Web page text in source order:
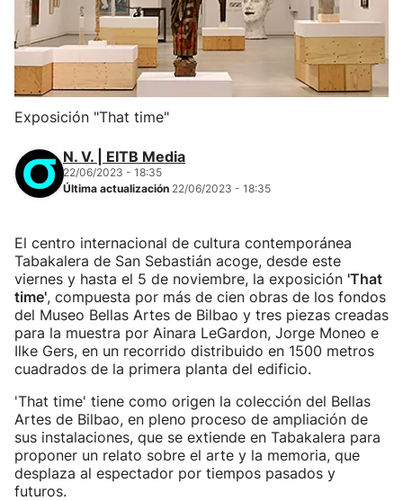
Exposición "That time"
N. V. | EITB Media
22/06/2023 - 18:35
Última actualización 22/06/2023 - 18:35
El centro internacional de cultura contemporánea
Tabakalera de San Sebastián acoge, desde este
viernes y hasta el 5 de noviembre, la exposición 'That
time', compuesta por más de cien obras de los fondos
del Museo Bellas Artes de Bilbao y tres piezas creadas
para la muestra por Ainara LeGardon, Jorge Moneo e
Ilke Gers, en un recorrido distribuido en 1500 metros
cuadrados de la primera planta del edificio.
'That time' tiene como origen la colección del Bellas
Artes de Bilbao, en pleno proceso de ampliación de
sus instalaciones, que se extiende en Tabakalera para
proponer un relato sobre el arte y la memoria, que
desplaza al espectador por tiempos pasados y
futuros.